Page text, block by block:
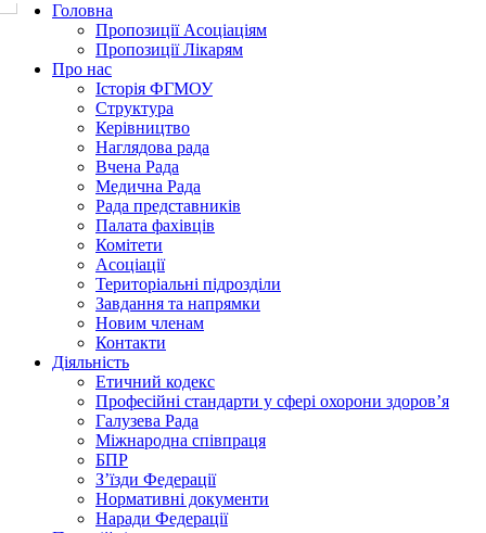
Головна
Пропозиції Асоціаціям
Пропозиції Лікарям
Про нас
Історія ФГМОУ
Структура
Керівництво
Наглядова рада
Вчена Рада
Медична Рада
Рада представників
Палата фахівців
Комітети
Асоціації
Територіальні підрозділи
Завдання та напрямки
Новим членам
Контакти
Діяльність
Етичний кодекс
Професійні стандарти у сфері охорони здоров’я
Галузева Рада
Міжнародна співпраця
БПР
З’їзди Федерації
Нормативні документи
Наради Федерації